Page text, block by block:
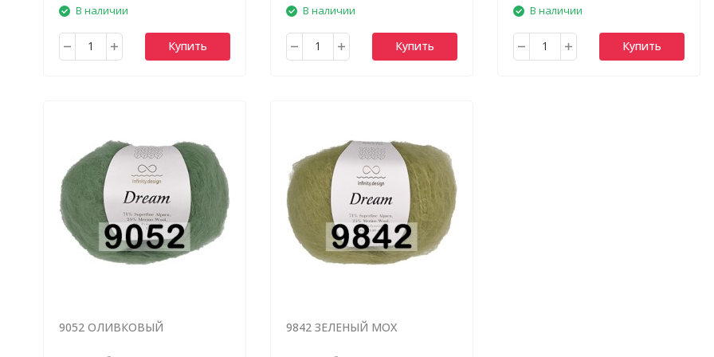
В наличии
Купить
В наличии
Купить
В наличии
Купить
9052 ОЛИВКОВЫЙ 9842 ЗЕЛЕНЫЙ МОХ